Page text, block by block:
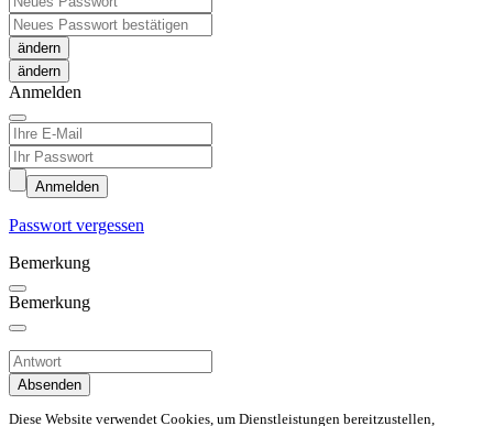
ändern
Anmelden
Anmelden
Passwort vergessen
Bemerkung
Bemerkung
Absenden
Diese Website verwendet Cookies, um Dienstleistungen bereitzustellen,